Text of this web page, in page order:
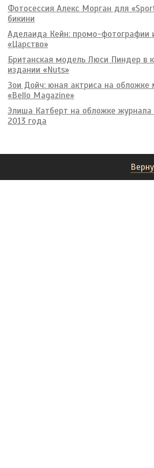
Фотосессия Алекс Морган для
бикини
Аделаида Кейн: промо-фотографии
«Царство»
Британская модель Люси Пиндер в
издании «Nuts»
Зои Дойч: юная актриса на обложке
«Bello Magazine»
Элиша Катберт на обложке журнала
2013 года